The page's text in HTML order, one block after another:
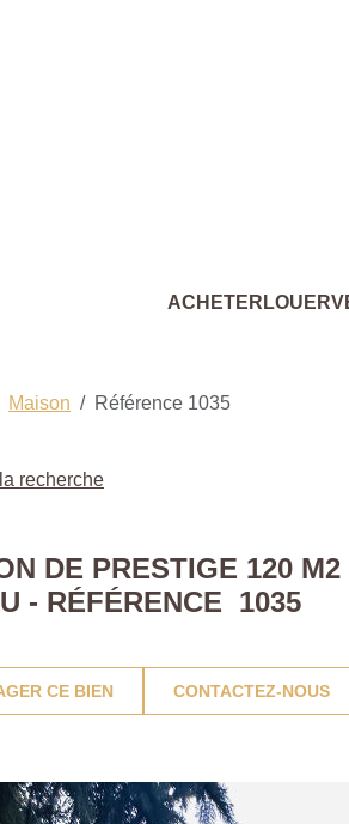
ACHETER LOUER
Maison Référence 1035
recherche
DE PRESTIGE 120 M2
- RÉFÉRENCE 1035
CE BIEN CONTACTEZ-NOUS